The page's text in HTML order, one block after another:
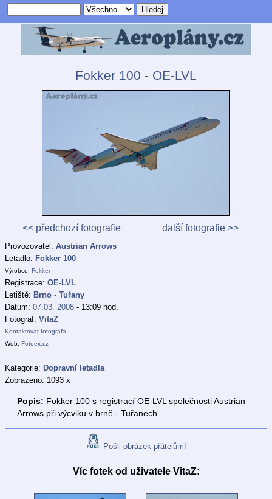
Fokker 100 - OE-LVL
<< předchozí fotografie další fotografie >>
Provozovatel: Austrian Arrows
Letadlo: Fokker 100
Výrobce: Fokker
Registrace: OE-LVL
Letiště: Brno - Tuřany
Datum: 07.03. 2008 - 13:09 hod.
Fotograf: VitaZ
Kontaktovat fotografa
Web: Fotoex.cz
Kategorie: Dopravní letadla
Zobrazeno: 1093 x
Popis: Fokker 100 s registrací OE-LVL společnosti Austrian
Arrows při výcviku v brně - Tuřanech.
Pošli obrázek přátelům!
Víc fotek od uživatele VitaZ: